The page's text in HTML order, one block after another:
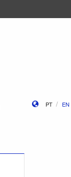
PT EN